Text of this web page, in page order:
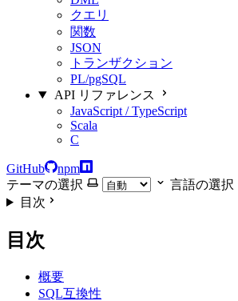
クエリ
関数
JSON
トランザクション
PL/pgSQL
API リファレンス
JavaScript / TypeScript
Scala
C
GitHub
npm
テーマの選択
言語の選択
目次
目次
概要
SQL互換性